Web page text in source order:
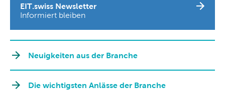
EIT.swiss Newsletter
Informiert bleiben
Neuigkeiten aus der Branche
Die wichtigsten Anlässe der Branche